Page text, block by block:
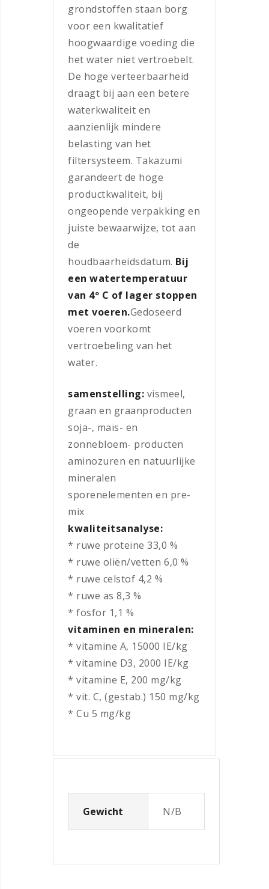
grondstoffen staan borg
voor een kwalitatief
hoogwaardige voeding die
het water niet vertroebelt.
De hoge verteerbaarheid
draagt bij aan een betere
waterkwaliteit en
aanzienlijk mindere
belasting van het
filtersysteem. Takazumi
garandeert de hoge
productkwaliteit, bij
ongeopende verpakking en
juiste bewaarwijze, tot aan
de
houdbaarheidsdatum. Bij
een watertemperatuur
van 4º C of lager stoppen
met voeren.Gedoseerd
voeren voorkomt
vertroebeling van het
water.
samenstelling: vismeel,
graan en graanproducten
soja-, maïs- en
zonnebloem- producten
aminozuren en natuurlijke
mineralen
sporenelementen en pre-
mix
kwaliteitsanalyse:
* ruwe proteïne 33,0 %
* ruwe oliën/vetten 6,0 %
* ruwe celstof 4,2 %
* ruwe as 8,3 %
* fosfor 1,1 %
vitaminen en mineralen:
* vitamine A, 15000 IE/kg
* vitamine D3, 2000 IE/kg
* vitamine E, 200 mg/kg
* vit. C, (gestab.) 150 mg/kg
* Cu 5 mg/kg
Gewicht N/B